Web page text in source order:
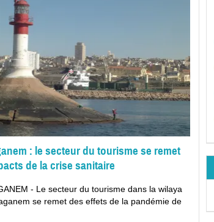
: le secteur du tourisme se remet
de la crise sanitaire
- Le secteur du tourisme dans la wilaya
se remet des effets de la pandémie de